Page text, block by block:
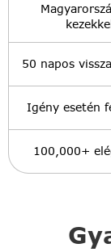
50 napos
Igény esetén
100,000+